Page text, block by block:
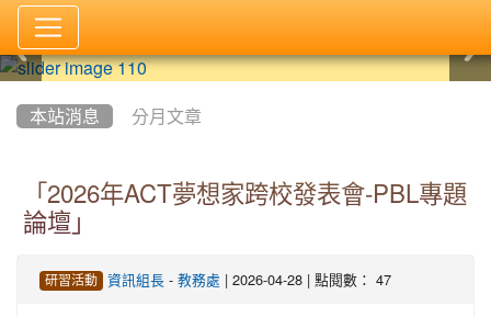
本站消息 分月文章
「2026年ACT夢想家跨校發表會-PBL專題
論壇」
研習活動 資訊組長- 教務處 | 2026-04-28 | 點閱數： 47